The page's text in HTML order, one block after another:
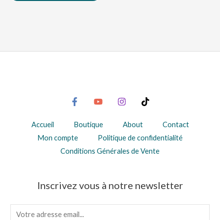
Accueil Boutique About
Contact
Mon compte
Politique de confidentialité
Conditions Générales de Vente
Inscrivez vous à notre newsletter